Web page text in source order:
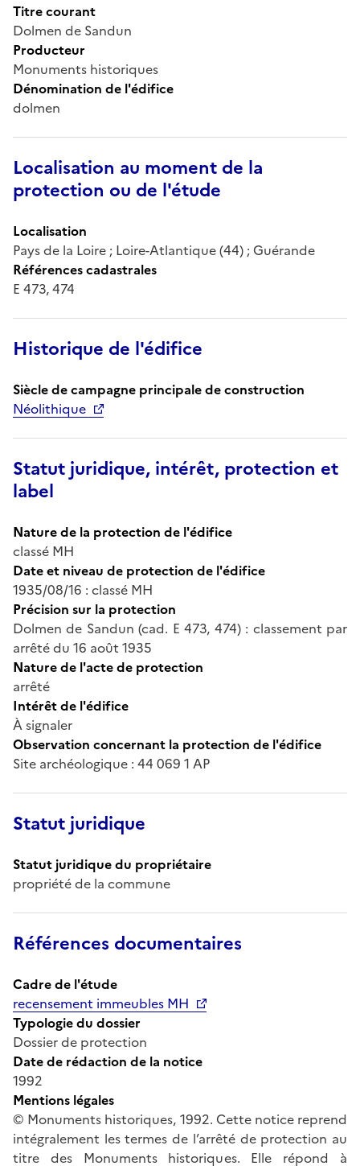
Titre courant
Dolmen de Sandun
Producteur
Monuments historiques
Dénomination de l'édifice
dolmen
Localisation au moment de la
protection ou de l'étude
Localisation
Pays de la Loire ; Loire-Atlantique (44) ; Guérande
Références cadastrales
E 473, 474
Historique de l'édifice
Siècle de campagne principale de construction
Néolithique
Statut juridique, intérêt, protection et
label
Nature de la protection de l'édifice
classé MH
Date et niveau de protection de l'édifice
1935/08/16 : classé MH
Précision sur la protection
Dolmen de Sandun (cad. E 473, 474) : classement par
arrêté du 16 août 1935
Nature de l'acte de protection
arrêté
Intérêt de l'édifice
À signaler
Observation concernant la protection de l'édifice
Site archéologique : 44 069 1 AP
Statut juridique
Statut juridique du propriétaire
propriété de la commune
Références documentaires
Cadre de l'étude
recensement immeubles MH
Typologie du dossier
Dossier de protection
Date de rédaction de la notice
1992
Mentions légales
© Monuments historiques, 1992. Cette notice reprend
intégralement les termes de l’arrêté de protection au
titre des Monuments historiques. Elle répond à